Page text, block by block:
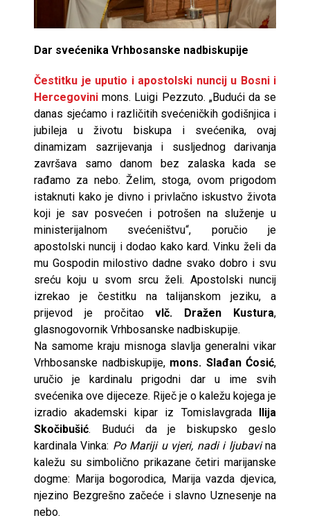
Dar svećenika Vrhbosanske nadbiskupije
Čestitku je uputio i apostolski nuncij u Bosni i
Hercegovini mons. Luigi Pezzuto. „Budući da se
danas sjećamo i različitih svećeničkih godišnjica i
jubileja u životu biskupa i svećenika, ovaj
dinamizam sazrijevanja i susljednog darivanja
završava samo danom bez zalaska kada se
rađamo za nebo. Želim, stoga, ovom prigodom
istaknuti kako je divno i privlačno iskustvo života
koji je sav posvećen i potrošen na služenje u
ministerijalnom svećeništvu“, poručio je
apostolski nuncij i dodao kako kard. Vinku želi da
mu Gospodin milostivo dadne svako dobro i svu
sreću koju u svom srcu želi. Apostolski nuncij
izrekao je čestitku na talijanskom jeziku, a
prijevod je pročitaovlč. Dražen Kustura,
glasnogovornik Vrhbosanske nadbiskupije.
Na samome kraju misnoga slavlja generalni vikar
Vrhbosanske nadbiskupije, mons. Slađan Ćosić,
uručio je kardinalu prigodni dar u ime svih
svećenika ove dijeceze. Riječ je o kaležu kojega je
izradio akademski kipar iz Tomislavgrada Ilija
Skočibušić. Budući da je biskupsko geslo
kardinala Vinka: Po Mariji u vjeri, nadi i ljubavina
kaležu su simbolično prikazane četiri marijanske
dogme: Marija bogorodica, Marija vazda djevica,
njezino Bezgrešno začeće i slavno Uznesenje na
nebo.